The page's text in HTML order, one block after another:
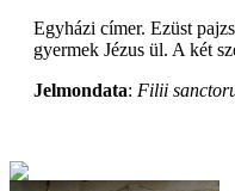
Egyházi címer. Ezüst
gyermek Jézus ül. A két
Jelmondata: Filii